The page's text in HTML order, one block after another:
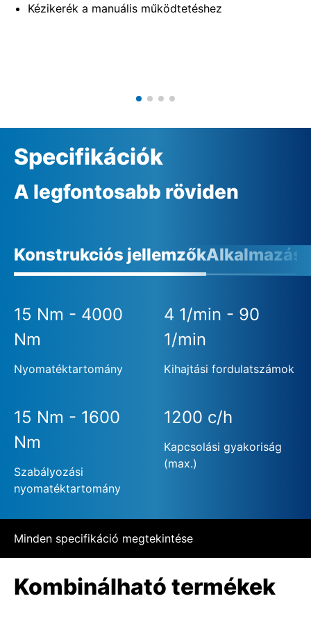
Kézikerék a manuális működtetéshez
Specifikációk
A legfontosabb röviden
Konstrukciós jellemzők
15 Nm - 4000
Nm
Nyomatéktartomány
4 1/min - 90
1/min
Kihajtási fordulatszámok
15 Nm - 1600
Nm
Szabályozási
nyomatéktartomány
1200 c/h
Kapcsolási gyakoriság
(max.)
Minden specifikáció megtekintése
Kombinálható termékek